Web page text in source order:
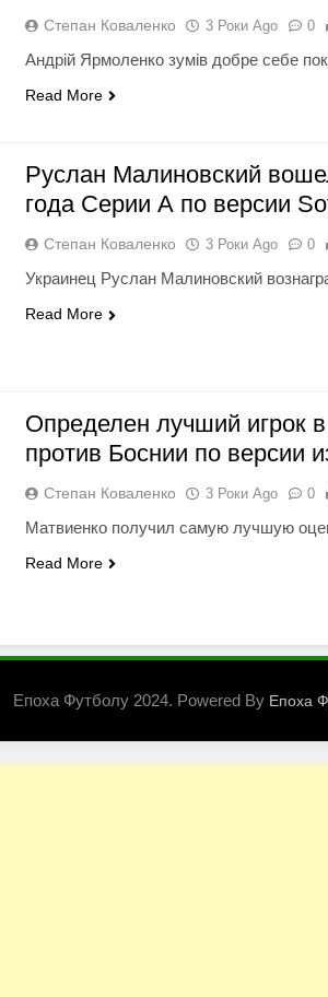
Степан Коваленко 3 Роки Ago 0
Андрій Ярмоленко зумів добре себе
Read More
Руслан Малиновский
года Серии А по версии
Степан Коваленко 3 Роки Ago 0
Украинец Руслан Малиновский
Read More
Определен лучший игрок
против Боснии по версии
Степан Коваленко 3 Роки Ago 0
Матвиенко получил самую лучшую
Read More
Епоха Футболу 2024. Powered By Епоха